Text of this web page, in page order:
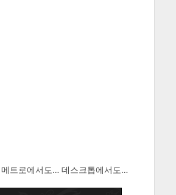
트로에서도… 데스크톱에서도…